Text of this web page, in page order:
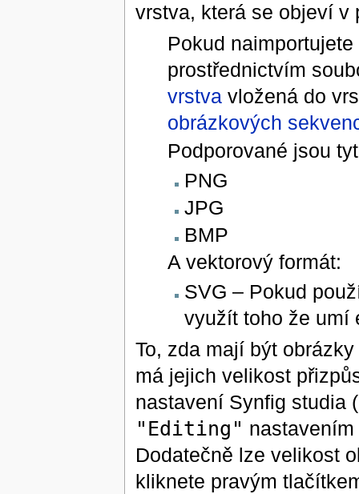
vrstva, která se objeví v
Pokud
prostřednictvím
vrstva vložená do
obrázkových
Podporované jsou
PNG
JPG
BMP
A vektorový formát:
SVG – Pokud
využít toho že umí
To, zda mají být
má jejich velikost
nastavení Synfig studia (
"Editing"
Dodatečně lze velikost
kliknete pravým